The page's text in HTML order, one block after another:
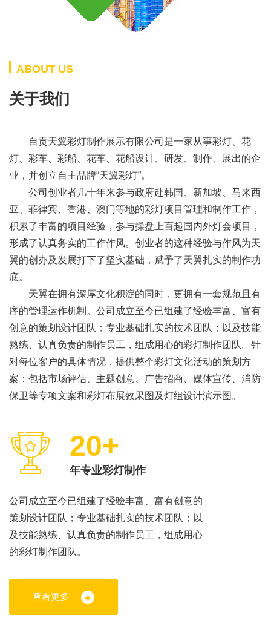
ABOUT US
关于我们
自贡天翼彩灯制作展示有限公司是一家从事彩灯、花
灯、彩车、彩船、花车、花船设计、研发、制作、展出的企
业，并创立自主品牌“天翼彩灯”。
公司创业者几十年来参与政府赴韩国、新加坡、马来西
亚、菲律宾、香港、澳门等地的彩灯项目管理和制作工作，
积累了丰富的项目经验，参与操盘上百起国内外灯会项目，
形成了认真务实的工作作风。创业者的这种经验与作风为天
翼的创办及发展打下了坚实基础，赋予了天翼扎实的制作功
底。
天翼在拥有深厚文化积淀的同时，更拥有一套规范且有
序的管理运作机制。公司成立至今已组建了经验丰富、富有
创意的策划设计团队；专业基础扎实的技术团队；以及技能
熟练、认真负责的制作员工，组成用心的彩灯制作团队。针
对每位客户的具体情况，提供整个彩灯文化活动的策划方
案：包括市场评估、主题创意、广告招商、媒体宣传、消防
保卫等专项文案和彩灯布展效果图及灯组设计演示图。
20+
年专业彩灯制作
公司成立至今已组建了经验丰富、富有创意的
策划设计团队；专业基础扎实的技术团队；以
及技能熟练、认真负责的制作员工，组成用心
的彩灯制作团队。
查看更多